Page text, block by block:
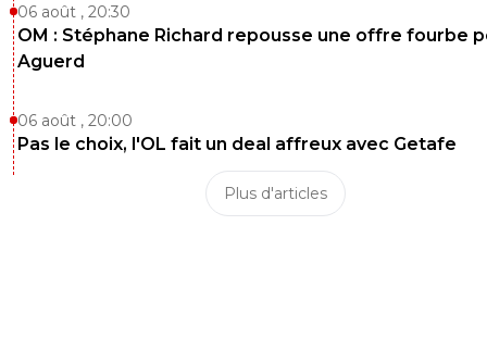
06 août , 20:30
OM : Stéphane Richard repousse une offre fourbe
Aguerd
06 août , 20:00
Pas le choix, l'OL fait un deal affreux avec Getafe
Plus d'articles